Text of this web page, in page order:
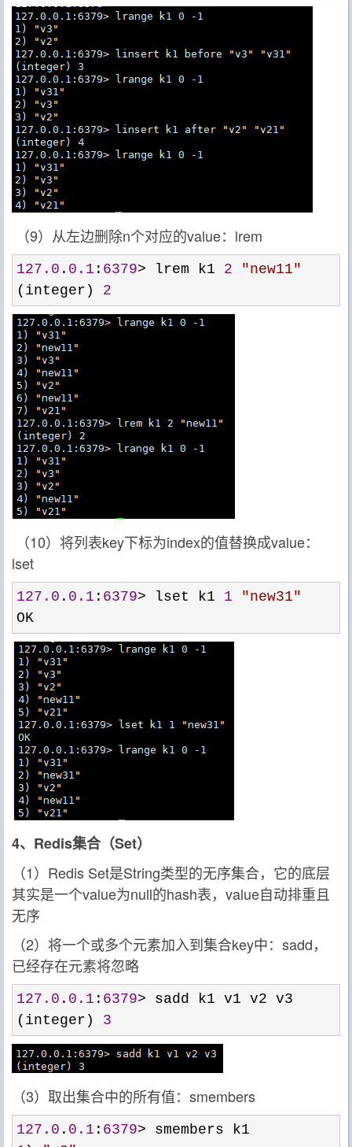
（9）从左边删除n个对应的value：lrem
127.0 . 0.1 : 6379> lrem k1 2 "new11"
(integer) 2
（10）将列表key下标为index的值替换成value：
lset
127.0 . 0.1 : 6379> lset k1 1 "new31"
OK
4、Redis集合（Set）
（1）Redis Set是String类型的无序集合，它的底层
其实是一个value为null的hash表，value自动排重且
无序
（2）将一个或多个元素加入到集合key中：sadd，
已经存在元素将忽略
127.0 . 0.1 : 6379> sadd k1 v1 v2 v3
(integer) 3
（3）取出集合中的所有值：smembers
127.0 . 0.1 : 6379>